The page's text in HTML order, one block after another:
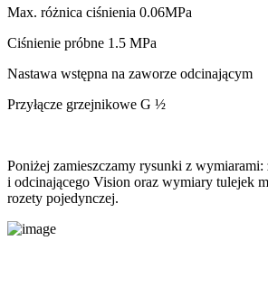
Max. różnica ciśnienia 0.06MPa
Ciśnienie próbne 1.5 MPa
Nastawa wstępna na zaworze odcinającym
Przyłącze grzejnikowe G ½
Poniżej zamieszczamy rysunki z
i odcinającego Vision oraz wymiary tulejek
rozety pojedynczej.